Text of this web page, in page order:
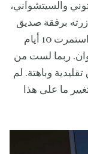
والسيتشواني،
زرته برفقة صديق
من شنغهاي مباشرة بعد عودتي من عطلة استمرت 10 أيام
ربما لست من
وباهتة. لم
ما على هذا